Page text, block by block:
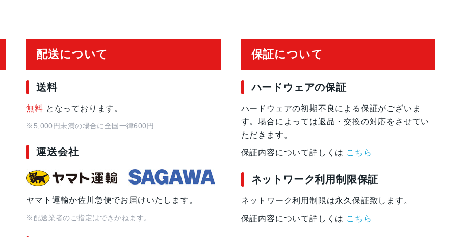
ミッドナイトブラック
サイズ・重さ
76 x 169 x 8.2mm・200ｇ/
76 x 169 x 10.3mm・200ｇ
液晶
アウトカメラ
メインカメラ：約5000万画素
深度センサー：約200万画素
配送について
送料
無料 となっております。
※5,000円未満の場合に全国一律600円
運送会社
ヤマト運輸か佐川急便でお届けいたします。
※配送業者のご指定はできかねます。
保証について
ハードウェアの保証
ハードウェアの初期不良による保証がございま
す。場合によっては返品・交換の対応をさせてい
ただきます。
保証内容について詳しくは こちら
ネットワーク利用制限保証
ネットワーク利用制限は永久保証致します。
保証内容について詳しくは こちら